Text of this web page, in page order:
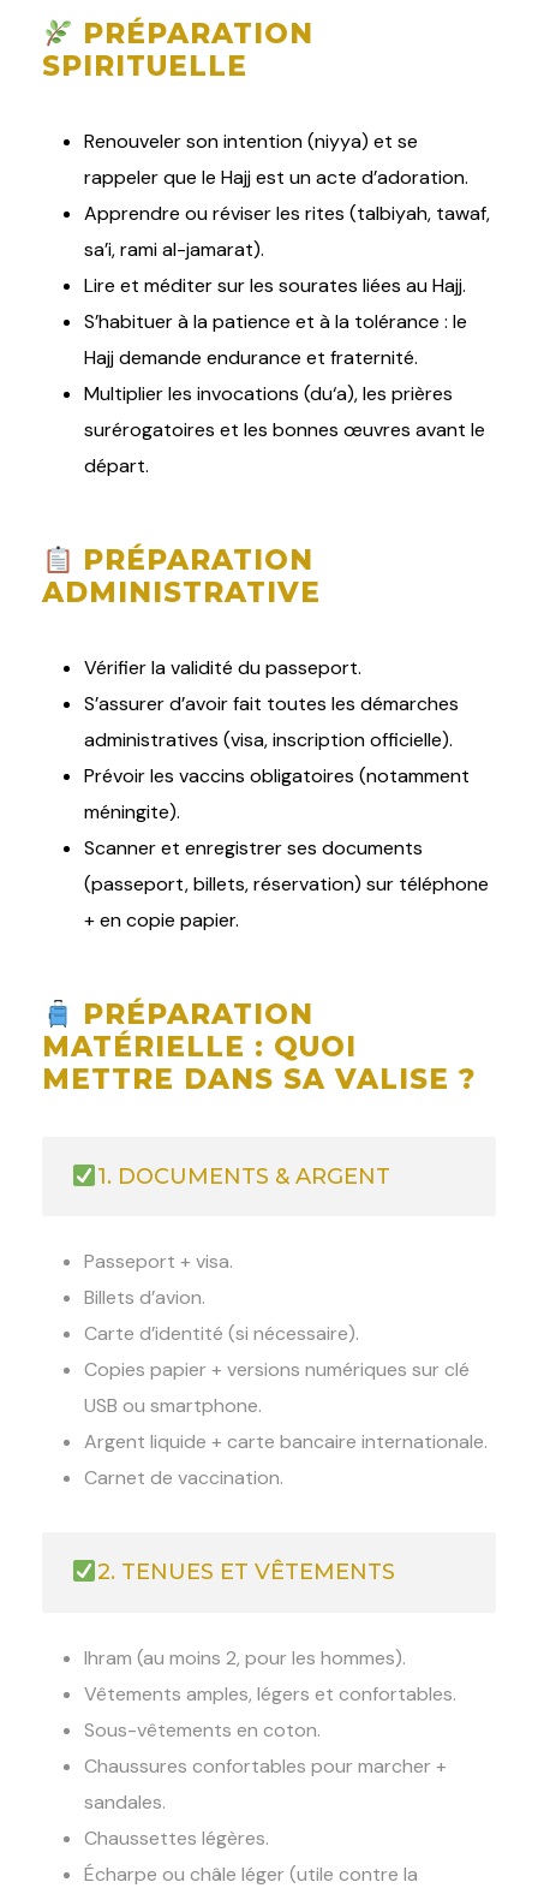
PRÉPARATION
SPIRITUELLE
Renouveler son intention (niyya) et se
rappeler que le Hajj est un acte d’adoration.
Apprendre ou réviser les rites (talbiyah, tawaf,
sa’i, rami al-jamarat).
Lire et méditer sur les sourates liées au Hajj.
S’habituer à la patience et à la tolérance : le
Hajj demande endurance et fraternité.
Multiplier les invocations (du‘a), les prières
surérogatoires et les bonnes œuvres avant le
départ.
PRÉPARATION
ADMINISTRATIVE
Vérifier la validité du passeport.
S’assurer d’avoir fait toutes les démarches
administratives (visa, inscription officielle).
Prévoir les vaccins obligatoires (notamment
méningite).
Scanner et enregistrer ses documents
(passeport, billets, réservation) sur téléphone
+ en copie papier.
PRÉPARATION
MATÉRIELLE : QUOI
METTRE DANS SA VALISE ?
1. DOCUMENTS & ARGENT
Passeport + visa.
Billets d’avion.
Carte d’identité (si nécessaire).
Copies papier + versions numériques sur clé
USB ou smartphone.
Argent liquide + carte bancaire internationale.
Carnet de vaccination.
2. TENUES ET VÊTEMENTS
Ihram (au moins 2, pour les hommes).
Vêtements amples, légers et confortables.
Sous-vêtements en coton.
Chaussures confortables pour marcher +
sandales.
Chaussettes légères.
Écharpe ou châle léger (utile contre la